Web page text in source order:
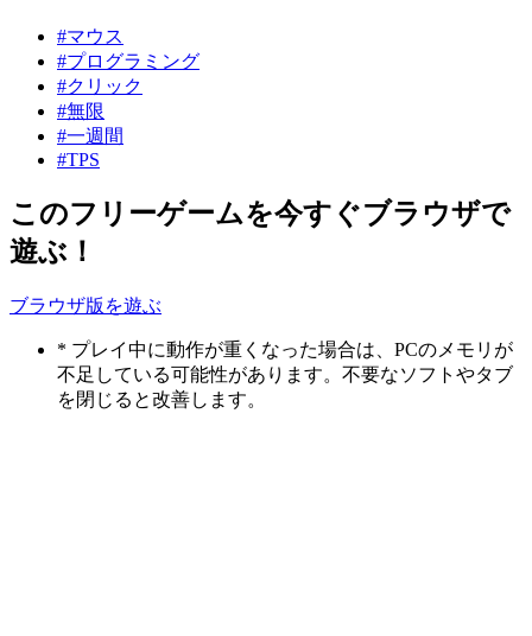
#マウス
#プログラミング
#クリック
#無限
#一週間
#TPS
このフリーゲームを今すぐブラウザで
遊ぶ！
ブラウザ版を遊ぶ
* プレイ中に動作が重くなった場合は、PCのメモリが
不足している可能性があります。不要なソフトやタブ
を閉じると改善します。